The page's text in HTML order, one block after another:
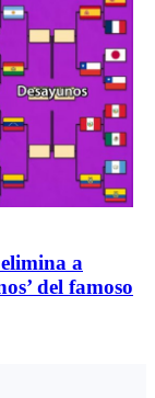
a
del famoso